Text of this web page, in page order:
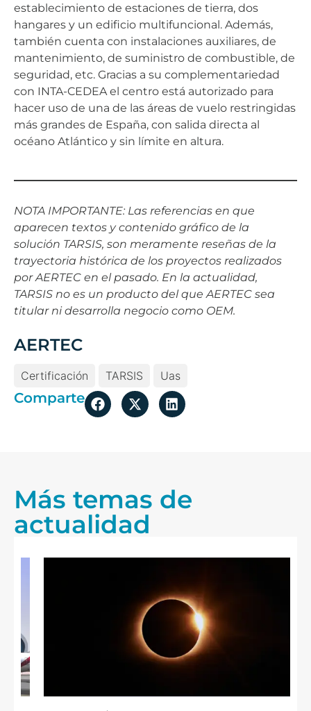
establecimiento de estaciones de tierra, dos
hangares y un edificio multifuncional. Además,
también cuenta con instalaciones auxiliares, de
mantenimiento, de suministro de combustible, de
seguridad, etc. Gracias a su complementariedad
con INTA-CEDEA el centro está autorizado para
hacer uso de una de las áreas de vuelo restringidas
más grandes de España, con salida directa al
océano Atlántico y sin límite en altura.
NOTA IMPORTANTE: Las referencias en que
aparecen textos y contenido gráfico de la
solución TARSIS, son meramente reseñas de la
trayectoria histórica de los proyectos realizados
por AERTEC en el pasado. En la actualidad,
TARSIS no es un producto del que AERTEC sea
titular ni desarrolla negocio como OEM.
AERTEC
Certificación TARSIS Uas
Comparte
Más temas de
actualidad